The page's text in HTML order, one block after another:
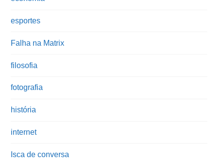
esportes
Falha na Matrix
filosofia
fotografia
história
internet
Isca de conversa